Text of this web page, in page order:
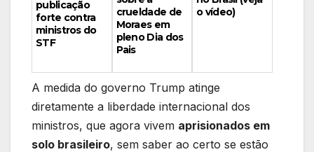
publicação
forte contra
ministros do
STF
crueldade de
Moraes em
pleno Dia dos
Pais
o vídeo)
A medida do governo Trump atinge
diretamente a liberdade internacional dos
ministros, que agora vivem aprisionados em
solo brasileiro, sem saber ao certo se estão